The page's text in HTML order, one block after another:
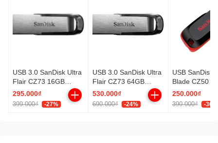
USB 3.0 SanDisk Ultra
Flair CZ73 16GB
SDCZ73-016G-G46
295.000₫
399.000₫ -27%
USB 3.0 SanDisk Ultra
Flair CZ73 64GB
(SDCZ73-064G-G46)
530.000₫
690.000₫ -24%
USB SanDisk
Blade CZ50
(SDCZ50-
250.000₫
390.000₫ -36%